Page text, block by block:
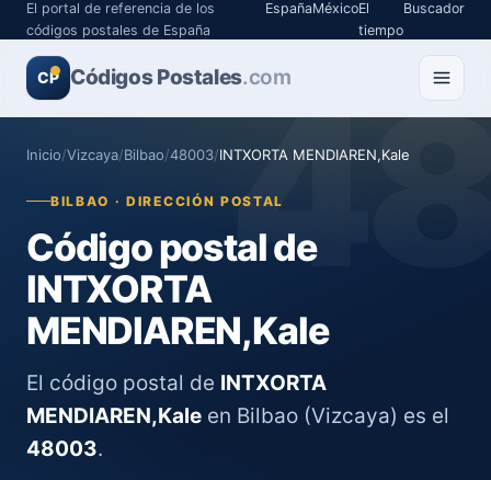
El portal de referencia de los
códigos postales de España
EspañaMéxicoEl
tiempo
Buscador
CP Códigos Postales.com
Inicio/Vizcaya/Bilbao/48003/INTXORTA MENDIAREN,Kale
BILBAO · DIRECCIÓN POSTAL
Código postal de
INTXORTA
MENDIAREN,Kale
El código postal de INTXORTA
MENDIAREN,Kale en Bilbao (Vizcaya) es el
48003.